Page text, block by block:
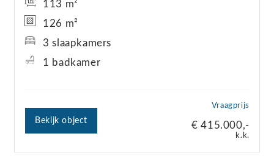
Vraagprijs
€ 415.000,-
k.k.
113 m²
126 m²
3 slaapkamers
1 badkamer
Bekijk object